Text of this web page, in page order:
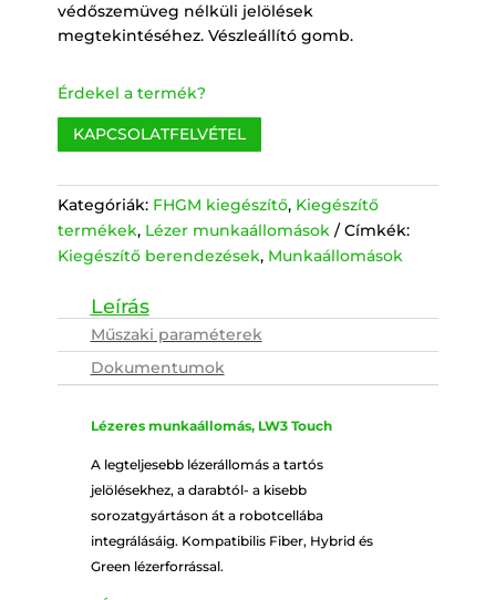
védőszemüveg nélküli jelölések
megtekintéséhez. Vészleállító gomb.
Érdekel a termék?
KAPCSOLATFELVÉTEL
Kategóriák: FHGM kiegészítő, Kiegészítő
termékek, Lézer munkaállomások
Címkék:
Kiegészítő berendezések, Munkaállomások
Műszaki paraméterek
Dokumentumok
Lézeres munkaállomás, LW3 Touch
A legteljesebb lézerállomás a tartós
jelölésekhez, a darabtól- a kisebb
sorozatgyártáson át a robotcellába
integrálásáig. Kompatibilis Fiber, Hybrid és
Green lézerforrással.